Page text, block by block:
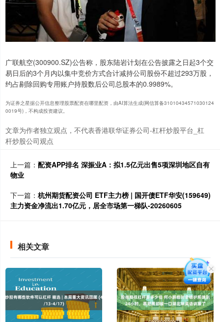
广联航空(300900.SZ)公告称，股东陆岩计划在公告披露之日起3个交
易日后的3个月内以集中竞价方式合计减持公司股份不超过293万股，
约占剔除回购专用账户持股数后公司总股本的0.9989%。
为证券之星据公开信息整理股票配资在哪里配资，由AI算法生成(网信算备31010434571030124
0019号)，不构成投资建议。
文章为作者独立观点，不代表香港联华证券公司-杠杆炒股平台_杠
杆炒股公司观点
上一篇： 配资APP排名 深振业A：拟1.5亿元出售5项深圳地区自有
物业
下一篇： 杭州期货配资公司 ETF主力榜 | 国开债ETF华安(159649)
主力资金净流出1.70亿元，居全市场第一梯队-20260605
相关文章